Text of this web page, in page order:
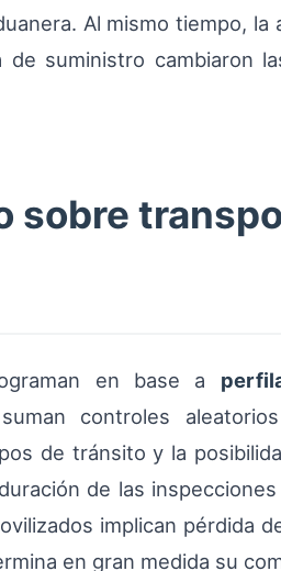
Al mismo tiempo,
suministro cambiaron
sobre
en base a
controles
de tránsito y la
de las
implican pérdida
en gran medida su